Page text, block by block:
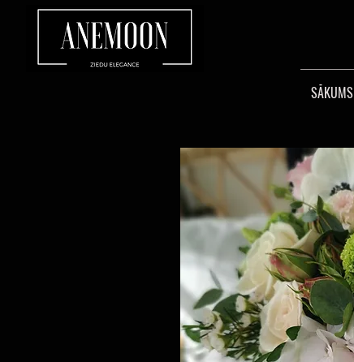
SĀKUMS